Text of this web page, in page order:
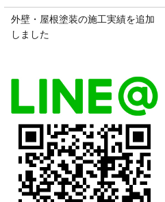
外壁・屋根塗装の施工実績を追加
しました